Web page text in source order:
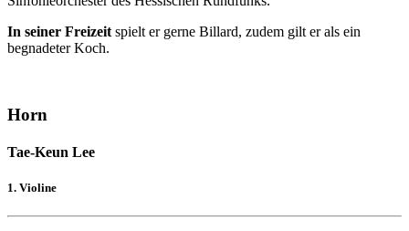
In seiner Freizeit spielt er gerne Billard, zudem gilt er als ein
begnadeter Koch.
Horn
Tae-Keun Lee
1. Violine